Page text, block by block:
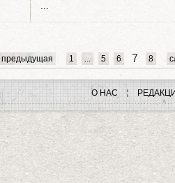
предыдущая 1 5 6 7 8
О НАС